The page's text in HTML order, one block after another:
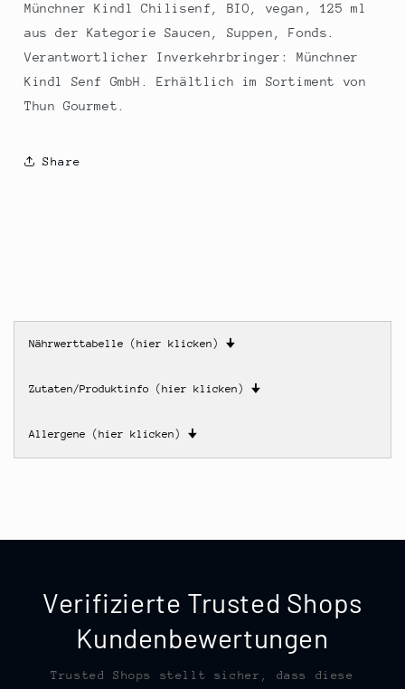
Münchner Kindl Chilisenf, BIO, vegan, 125 ml
aus der Kategorie Saucen, Suppen, Fonds.
Verantwortlicher Inverkehrbringer: Münchner
Kindl Senf GmbH. Erhältlich im Sortiment von
Thun Gourmet.
Share
Nährwerttabelle (hier klicken) 🠋
Zutaten/Produktinfo (hier klicken) 🠋
Allergene (hier klicken) 🠋
Verifizierte Trusted Shops
Kundenbewertungen
Trusted Shops stellt sicher, dass diese